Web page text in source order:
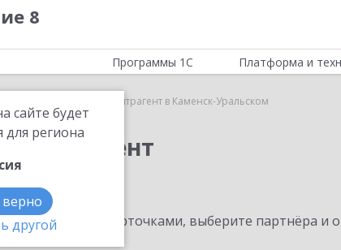
8
сайте будет
для региона
другой
Программы 1С Платформа и
1С:Контрагент в Каменск-Уральском
карточками, выберите партнёра и